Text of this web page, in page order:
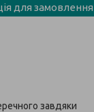
для замовлення
завдяки